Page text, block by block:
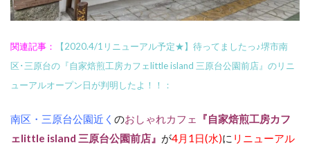
関連記事：
【2020.4/1リニューアル予定★】待ってましたっ♪堺市南
区･三原台の『自家焙煎工房カフェlittle island 三原台公園前店』のリニ
ューアルオープン日が判明したよ！！：
南区・三原台公園近く のおしゃれカフェ
『自家焙煎工房カフ
ェlittle island 三原台公園前店』 が4月1日(水)に リニューアル